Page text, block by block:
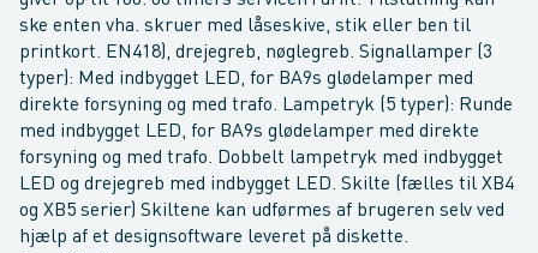
ske enten vha. skruer med låseskive, stik eller ben til
printkort. EN418), drejegreb, nøglegreb. Signallamper (3
typer): Med indbygget LED, for BA9s glødelamper med
direkte forsyning og med trafo. Lampetryk (5 typer): Runde
med indbygget LED, for BA9s glødelamper med direkte
forsyning og med trafo. Dobbelt lampetryk med indbygget
LED og drejegreb med indbygget LED. Skilte (fælles til XB4
og XB5 serier) Skiltene kan udførmes af brugeren selv ved
hjælp af et designsoftware leveret på diskette.